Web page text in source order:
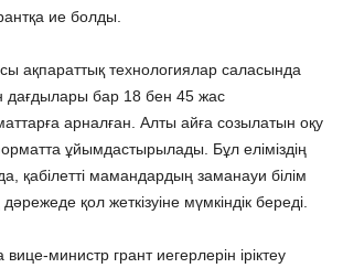
ие болды.
ақпараттық технологиялар саласында
дағдылары бар 18 бен 45 жас
арналған. Алты айға созылатын оқу
ұйымдастырылады. Бұл еліміздің
қабілетті мамандардың заманауи білім
қол жеткізуіне мүмкіндік береді.
министр грант иегерлерін іріктеу